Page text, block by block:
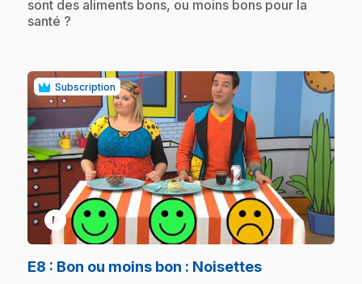
sont des aliments bons, ou moins bons pour la
santé ?
Subscription
play_circle
E8 : Bon ou moins bon : Noisettes.